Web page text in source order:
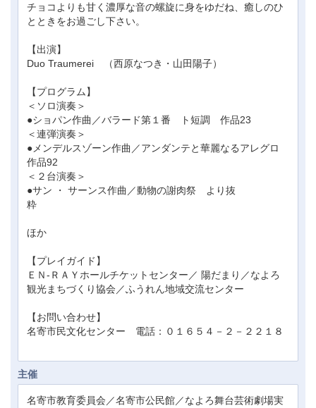
チョコよりも甘く濃厚な音の螺旋に身をゆだね、癒しのひ
とときをお過ごし下さい。
【出演】
Duo Traumerei （西原なつき・山田陽子）
【プログラム】
＜ソロ演奏＞
●ショパン作曲／バラード第１番 ト短調 作品23
＜連弾演奏＞
●メンデルスゾーン作曲／アンダンテと華麗なるアレグロ
作品92
＜２台演奏＞
●サン ・ サーンス作曲／動物の謝肉祭 より抜
粋
ほか
【プレイガイド】
ＥＮ-ＲＡＹホールチケットセンター／ 陽だまり／なよろ
観光まちづくり協会／ふうれん地域交流センター
【お問い合わせ】
名寄市民文化センター 電話：０１６５４－２－２２１８
主催
名寄市教育委員会／名寄市公民館／なよろ舞台芸術劇場実